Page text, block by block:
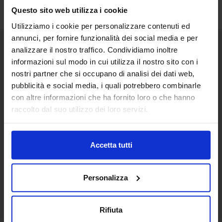
Questo sito web utilizza i cookie
Utilizziamo i cookie per personalizzare contenuti ed
annunci, per fornire funzionalità dei social media e per
analizzare il nostro traffico. Condividiamo inoltre
informazioni sul modo in cui utilizza il nostro sito con i
nostri partner che si occupano di analisi dei dati web,
pubblicità e social media, i quali potrebbero combinarle
con altre informazioni che ha fornito loro o che hanno
raccolto dal suo utilizzo dei loro servizi.
Accetta tutti
Personalizza
Rifiuta
Senaf srl
Via Eritrea 21/A
20157 | Milano | Italia
+ 39 02.332039460
In collaborazione con